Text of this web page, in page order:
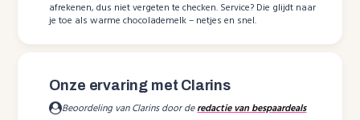
afrekenen, dus niet vergeten te checken. Service? Die glijdt naar
je toe als warme chocolademelk – netjes en snel.
Onze ervaring met Clarins
Beoordeling van Clarins door deredactie van bespaardeals